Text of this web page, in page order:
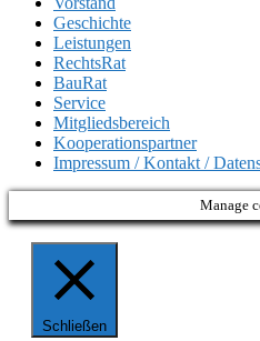
Geschichte
Leistungen
RechtsRat
BauRat
Service
Mitgliedsbereich
Kooperationspartner
Impressum / Kontakt /
Manage
Schließen